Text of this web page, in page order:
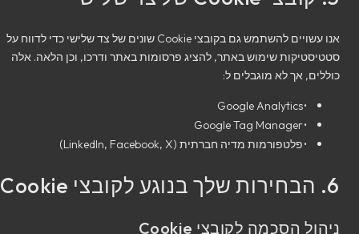
אנו עשויים להשתמש גם בקובצי Cookie שונים של צד שלישי כדי לדווח על
סטטיסטיקות שימוש באתר, להציג פרסומות באתר ודרכו, וכן הלאה. אלה
כוללים, אך לא מוגבלים ל:
Google Analytics
Google Tag Manager
פלטפורמות מדיה חברתית (LinkedIn, Facebook, X)
ניהול הסכמה לקובצי Cookie